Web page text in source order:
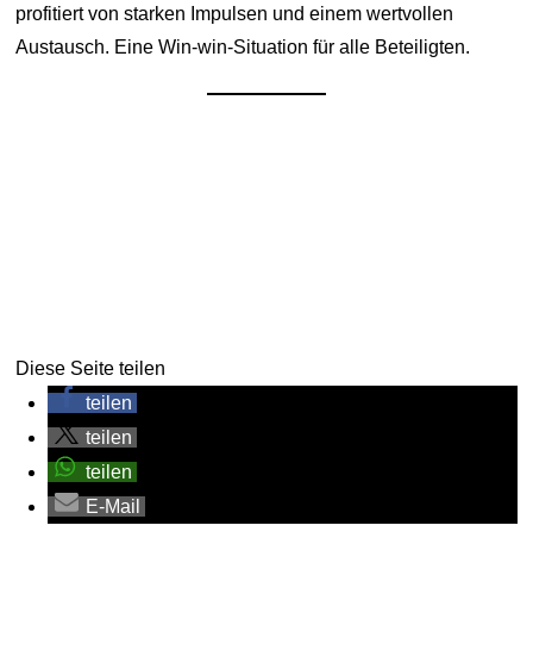
profitiert von starken Impulsen und einem wertvollen
Austausch. Eine Win-win-Situation für alle Beteiligten.
Diese Seite teilen
teilen
teilen
teilen
E-Mail